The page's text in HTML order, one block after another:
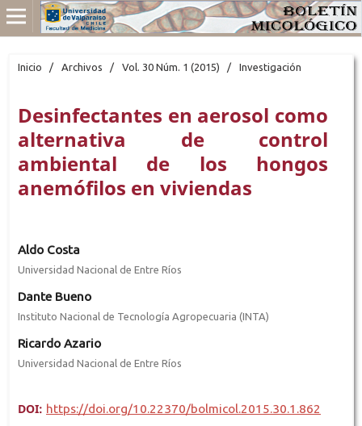
Inicio / Archivos / Vol. 30 Núm. 1 (2015) / Investigación
Desinfectantes en aerosol como
alternativa de control
ambiental de los hongos
anemófilos en viviendas
Aldo Costa
Universidad Nacional de Entre Ríos
Dante Bueno
Instituto Nacional de Tecnología Agropecuaria (INTA)
Ricardo Azario
Universidad Nacional de Entre Ríos
DOI: https://doi.org/10.22370/bolmicol.2015.30.1.862